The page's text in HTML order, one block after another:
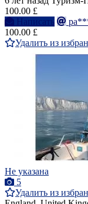
100.00 £
Написать
100.00 £
Удалить из
Не указана
5
Удалить из